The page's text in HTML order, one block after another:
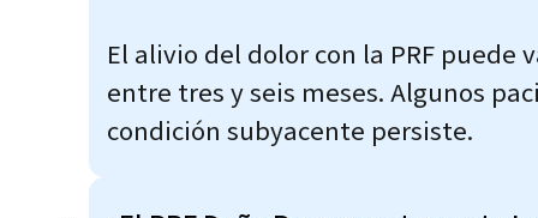
El alivio del dolor con la PRF
entre tres y seis meses. Algunos
condición subyacente persiste.